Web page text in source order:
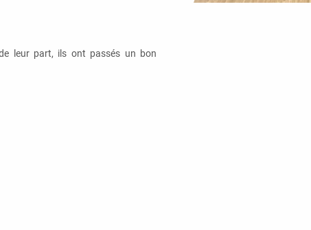
leur part, ils ont passés un bon